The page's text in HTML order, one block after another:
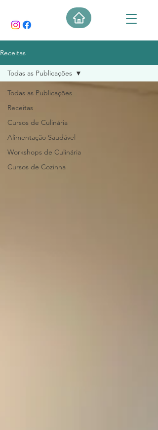
Receitas
Todas as Publicações
Receitas
Cursos de Culinária
Alimentação Saudável
Workshops de Culinária
Cursos de Cozinha
Todas as Publicações